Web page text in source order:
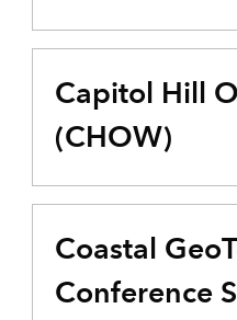
Capitol Hill
(CHOW)
Coastal
Conference